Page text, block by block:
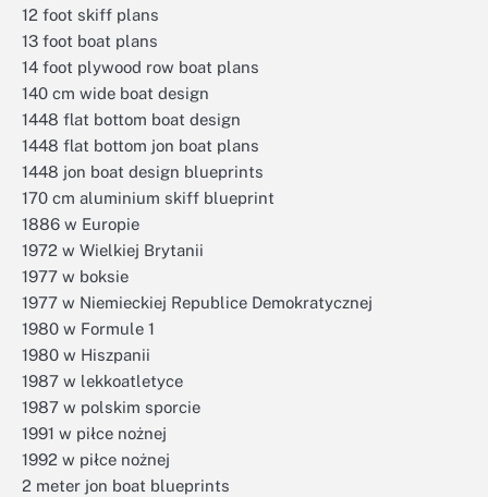
12 foot skiff plans
13 foot boat plans
14 foot plywood row boat plans
140 cm wide boat design
1448 flat bottom boat design
1448 flat bottom jon boat plans
1448 jon boat design blueprints
170 cm aluminium skiff blueprint
1886 w Europie
1972 w Wielkiej Brytanii
1977 w boksie
1977 w Niemieckiej Republice Demokratycznej
1980 w Formule 1
1980 w Hiszpanii
1987 w lekkoatletyce
1987 w polskim sporcie
1991 w piłce nożnej
1992 w piłce nożnej
2 meter jon boat blueprints